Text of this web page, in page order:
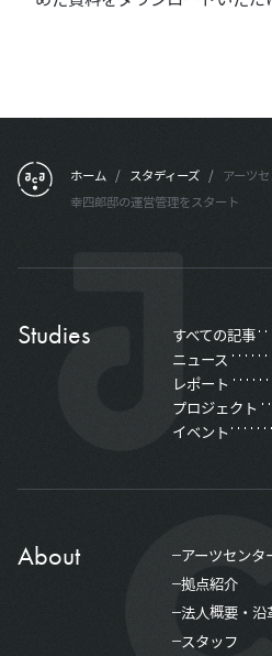
ホーム / スタディーズ /
アーツ
幸四郎邸の運営管理をスタート
Studies すべての記事
ニュース
レポート
プロジェクト
イベント
About
アーツセンタ
拠点紹介
法人概要・沿
スタッフ